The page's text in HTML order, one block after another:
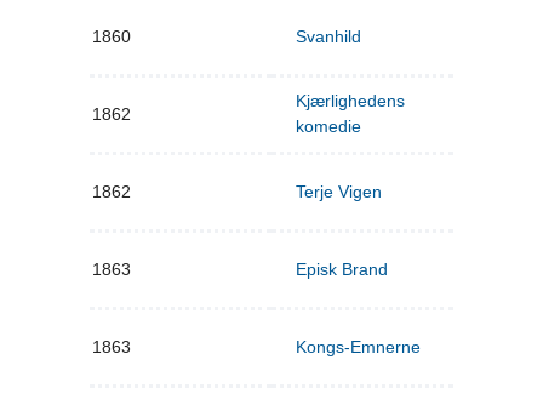
1860 Svanhild
1862
Kjærlighedens
komedie
1862 Terje Vigen
1863 Episk Brand
1863 Kongs-Emnerne